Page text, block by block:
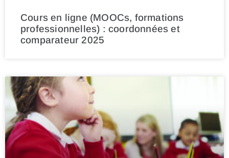
Cours en ligne (MOOCs, formations
professionnelles) : coordonnées et
comparateur 2025